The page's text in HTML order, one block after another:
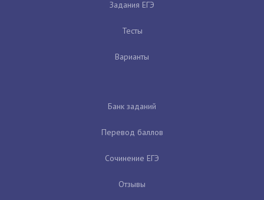
Задания ЕГЭ
Тесты
Варианты
Банк заданий
Перевод баллов
Сочинение ЕГЭ
Отзывы